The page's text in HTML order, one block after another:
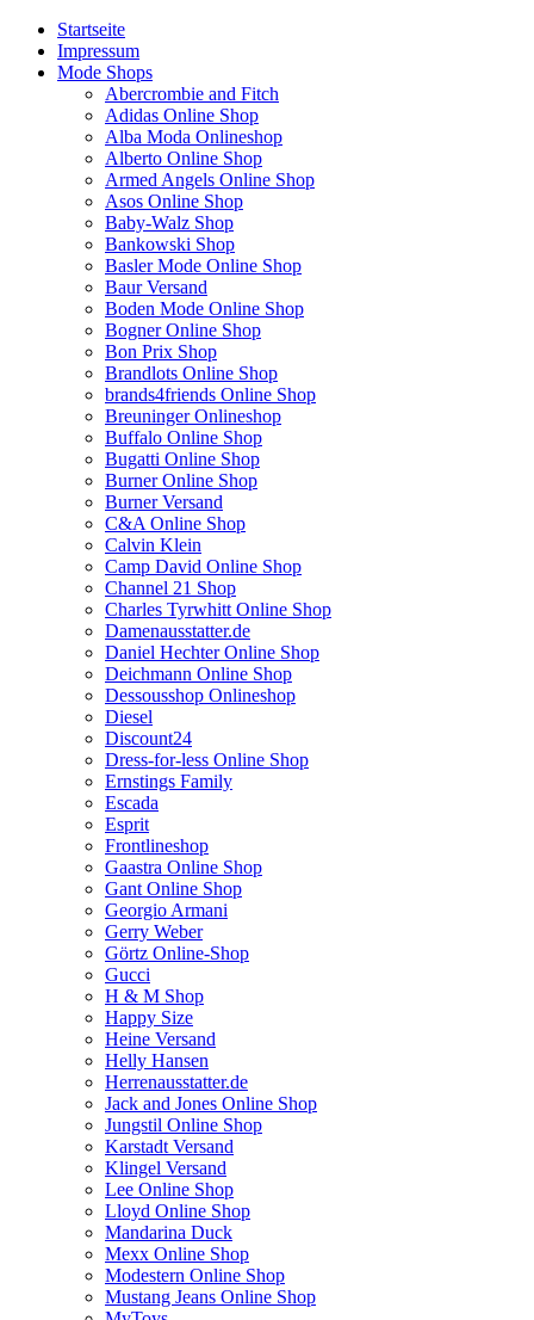
Startseite
Impressum
Mode Shops
Abercrombie and Fitch
Adidas Online Shop
Alba Moda Onlineshop
Alberto Online Shop
Armed Angels Online Shop
Asos Online Shop
Baby-Walz Shop
Bankowski Shop
Basler Mode Online Shop
Baur Versand
Boden Mode Online Shop
Bogner Online Shop
Bon Prix Shop
Brandlots Online Shop
brands4friends Online Shop
Breuninger Onlineshop
Buffalo Online Shop
Bugatti Online Shop
Burner Online Shop
Burner Versand
C&A Online Shop
Calvin Klein
Camp David Online Shop
Channel 21 Shop
Charles Tyrwhitt Online Shop
Damenausstatter.de
Daniel Hechter Online Shop
Deichmann Online Shop
Dessousshop Onlineshop
Diesel
Discount24
Dress-for-less Online Shop
Ernstings Family
Escada
Esprit
Frontlineshop
Gaastra Online Shop
Gant Online Shop
Georgio Armani
Gerry Weber
Görtz Online-Shop
Gucci
H & M Shop
Happy Size
Heine Versand
Helly Hansen
Herrenausstatter.de
Jack and Jones Online Shop
Jungstil Online Shop
Karstadt Versand
Klingel Versand
Lee Online Shop
Lloyd Online Shop
Mandarina Duck
Mexx Online Shop
Modestern Online Shop
Mustang Jeans Online Shop